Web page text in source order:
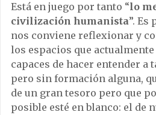
Está en juego por tanto “lo
civilización humanista”. Es
nos conviene reflexionar y
los espacios que
capaces de hacer entender a
pero sin formación alguna,
de un gran tesoro pero que
posible esté en blanco: el de